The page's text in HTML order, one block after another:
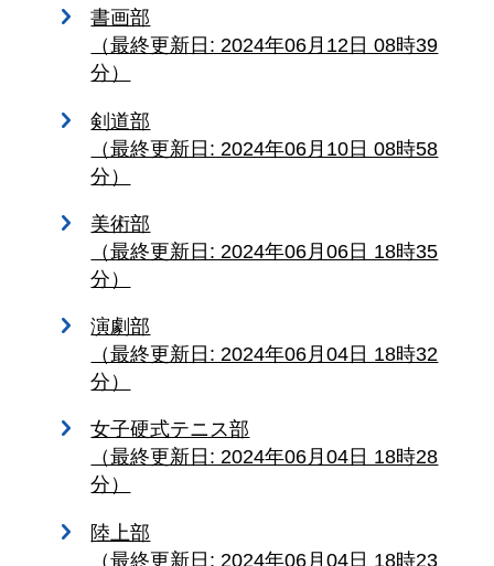
書画部
（最終更新日: 2024年06月12日 08時39
分）
剣道部
（最終更新日: 2024年06月10日 08時58
分）
美術部
（最終更新日: 2024年06月06日 18時35
分）
演劇部
（最終更新日: 2024年06月04日 18時32
分）
女子硬式テニス部
（最終更新日: 2024年06月04日 18時28
分）
陸上部
（最終更新日: 2024年06月04日 18時23